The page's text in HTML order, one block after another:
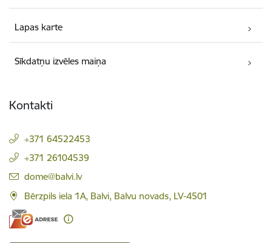
Lapas karte
Sīkdatņu izvēles maiņa
Kontakti
+371 64522453
+371 26104539
E-pasts:
dome@balvi.lv
Bērzpils iela 1A, Balvi, Balvu novads, LV-4501